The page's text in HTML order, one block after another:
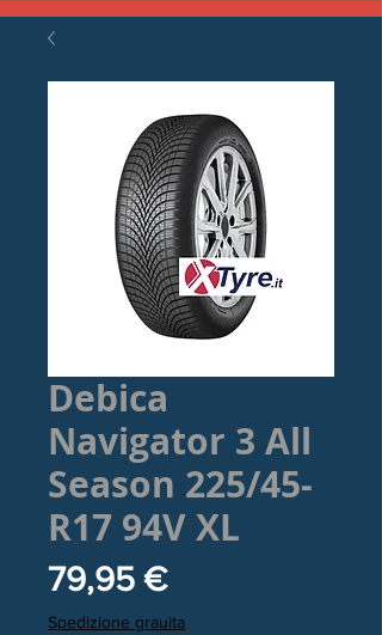
Debica
Navigator 3 All
Season 225/45-
R17 94V XL
79,95 €Prezzo
Spedizione grauita